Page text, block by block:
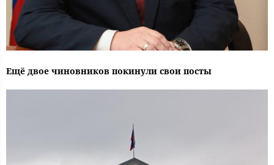
Ещё двое чиновников покинули свои посты